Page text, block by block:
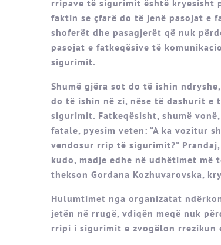
rripave të sigurimit është kryesisht
faktin se çfarë do të jenë pasojat e
shoferët dhe pasagjerët që nuk
pasojat e fatkeqësive të
sigurimit.
Shumë gjëra sot do të ishin
do të ishin në zi, nëse të dashurit
sigurimit. Fatkeqësisht, shumë
fatale, pyesim veten: “A ka vozitur
vendosur rrip të sigurimit?”
kudo, madje edhe në udhëtimet
thekson Gordana Kozhuvarovska,
Hulumtimet nga organizatat
jetën në rrugë, vdiqën meqë nuk
rripi i sigurimit e zvogëlon rrezikun